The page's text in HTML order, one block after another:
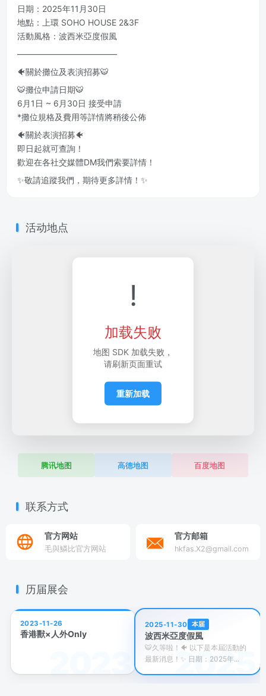
日期：2025年11月30日
地點：上環 SOHO HOUSE 2&3F
活動風格：波西米亞度假風
————————————
🐠關於攤位及表演招募🐯
🐯攤位申請日期🐯
6月1日 ~ 6月30日 接受申請
*攤位規格及費用等詳情將稍後公佈
🐠關於表演招募🐠
即日起就可查詢！
歡迎在各社交媒體DM我們索要詳情！
✨敬請追蹤我們，期待更多詳情！✨
活动地点
!
加载失败
地图 SDK 加载失败，
请刷新页面重试
重新加载
腾讯地图 高德地图 百度地图
联系方式
官方网站
毛與鱗比官方网站
官方邮箱
hkfas.X2@gmail.com
历届展会
2023-11-26
香港獸×人外Only
2025-11-30 本届
波西米亞度假風
🐯久等啦！🐠 以下是本屆活動的
最新消息！✨ 日期：2025年...